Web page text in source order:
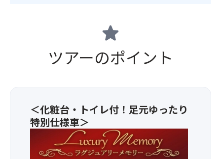
star
ツアーのポイント
＜化粧台・トイレ付！足元ゆったり
特別仕様車＞